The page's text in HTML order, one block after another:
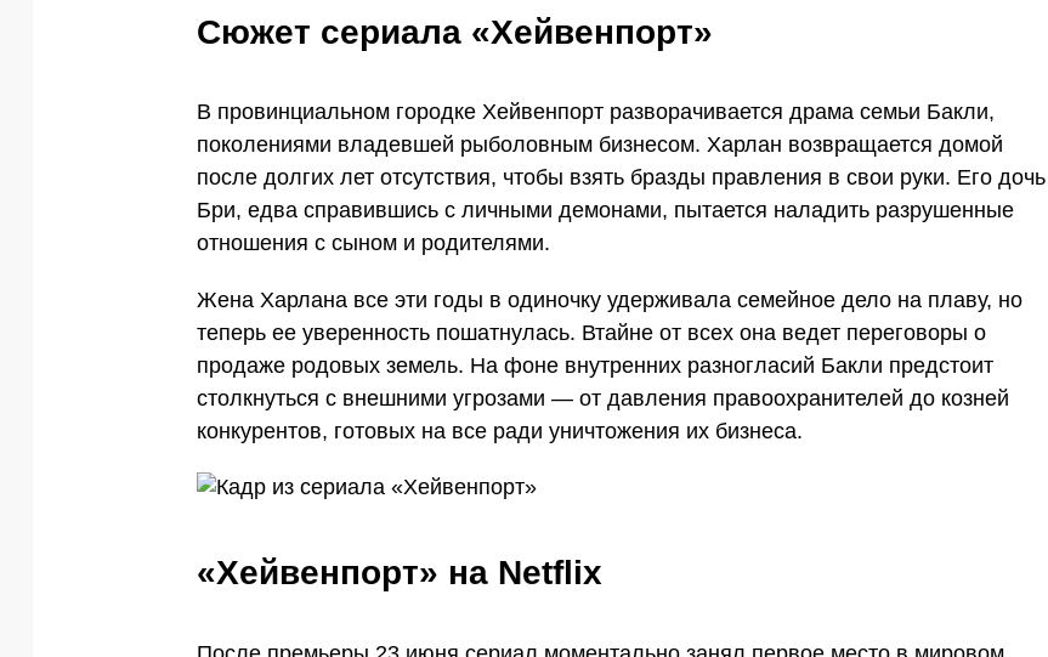
Сюжет сериала «Хейвенпорт»
В провинциальном городке Хейвенпорт разворачивается драма семьи Бакли,
поколениями владевшей рыболовным бизнесом. Харлан возвращается домой
после долгих лет отсутствия, чтобы взять бразды правления в свои руки. Его дочь
Бри, едва справившись с личными демонами, пытается наладить разрушенные
отношения с сыном и родителями.
Жена Харлана все эти годы в одиночку удерживала семейное дело на плаву, но
теперь ее уверенность пошатнулась. Втайне от всех она ведет переговоры о
продаже родовых земель. На фоне внутренних разногласий Бакли предстоит
столкнуться с внешними угрозами — от давления правоохранителей до козней
конкурентов, готовых на все ради уничтожения их бизнеса.
«Хейвенпорт» на Netflix